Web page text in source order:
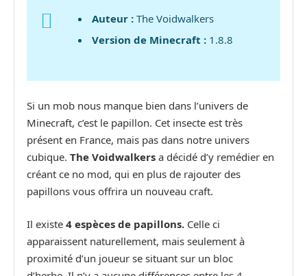
Auteur : The Voidwalkers
Version de Minecraft : 1.8.8
Si un mob nous manque bien dans l’univers de
Minecraft, c’est le papillon. Cet insecte est très
présent en France, mais pas dans notre univers
cubique. The Voidwalkers a décidé d’y remédier en
créant ce no mod, qui en plus de rajouter des
papillons vous offrira un nouveau craft.
Il existe 4 espèces de papillons. Celle ci
apparaissent naturellement, mais seulement à
proximité d’un joueur se situant sur un bloc